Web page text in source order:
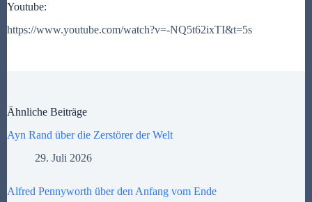
Youtube:
https://www.youtube.com/watch?v=-NQ5t62ixTI&t=5s
Ähnliche Beiträge
Ayn Rand über die Zerstörer der Welt
29. Juli 2026
Alfred Pennyworth über den Anfang vom Ende